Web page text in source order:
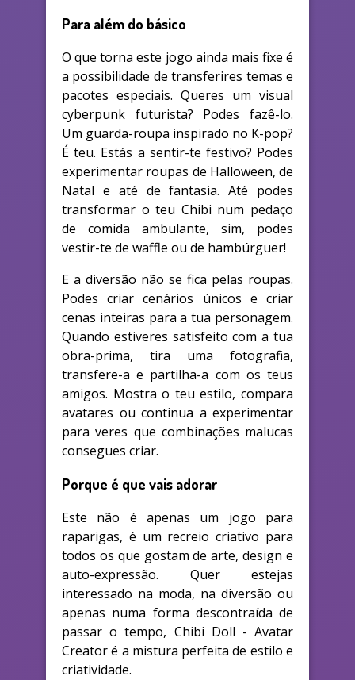
Para além do básico
O que torna este jogo ainda mais fixe é
a possibilidade de transferires temas e
pacotes especiais. Queres um visual
cyberpunk futurista? Podes fazê-lo.
Um guarda-roupa inspirado no K-pop?
É teu. Estás a sentir-te festivo? Podes
experimentar roupas de Halloween, de
Natal e até de fantasia. Até podes
transformar o teu Chibi num pedaço
de comida ambulante, sim, podes
vestir-te de waffle ou de hambúrguer!
E a diversão não se fica pelas roupas.
Podes criar cenários únicos e criar
cenas inteiras para a tua personagem.
Quando estiveres satisfeito com a tua
obra-prima, tira uma fotografia,
transfere-a e partilha-a com os teus
amigos. Mostra o teu estilo, compara
avatares ou continua a experimentar
para veres que combinações malucas
consegues criar.
Porque é que vais adorar
Este não é apenas um jogo para
raparigas, é um recreio criativo para
todos os que gostam de arte, design e
auto-expressão. Quer estejas
interessado na moda, na diversão ou
apenas numa forma descontraída de
passar o tempo, Chibi Doll - Avatar
Creator é a mistura perfeita de estilo e
criatividade.